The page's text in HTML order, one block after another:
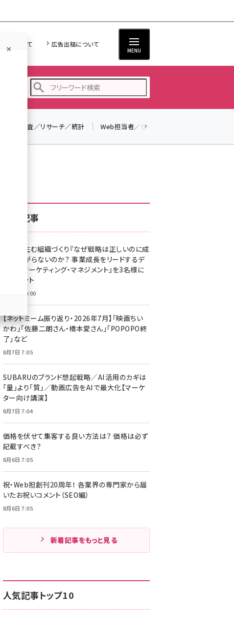
担について 広告出稿について
MENU
z世代 (1623)
meo (1277)
llmo (1166)
調査／リサーチ／統計 Web担当者／仕事
新着記事
成果を生む組織づくり『なぜ戦略は正しいのに成
果があがらないのか？ 事業成長をリードするデ
ジタルマーケティング・マネジメント』を3名様に
プレゼント
8月7日 10:00
【ネットミーム振り返り・2026年7月】「映画ちい
かわ」「佐藤二朗さん・橋本愛さん」「POPOPO終
了」など
8月7日 7:05
SUBARUのブランド想起戦略／AI活用のカギは
「量」より「質」／動画広告をAIで最大化【マーケ
ター向け講演】
8月7日 7:04
価格を伏せて集客する良い方法は？ 価格は必ず
記載すべき？
8月6日 7:05
祝・Web担創刊20周年！ 各業界の専門家から届
いたお祝いコメント（SEO編）
8月6日 7:05
新着記事をもっと見る
人気記事トップ10